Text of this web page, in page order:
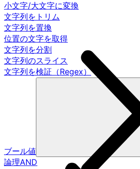
小文字/大文字に変換
文字列をトリム
文字列を置換
位置の文字を取得
文字列を分割
文字列のスライス
文字列を検証（Regex）
ブール値
論理AND